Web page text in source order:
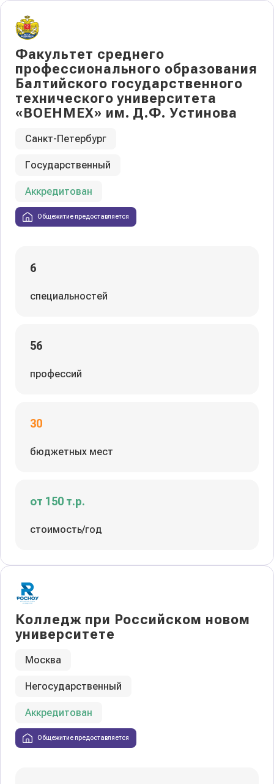
Факультет среднего
профессионального образования
Балтийского государственного
технического университета
«ВОЕНМЕХ» им. Д.Ф. Устинова
Санкт-Петербург
Государственный
Аккредитован
Общежитие предоставляется
6
специальностей
56
профессий
30
бюджетных мест
от 150 т.р.
стоимость/год
Колледж при Российском новом
университете
Москва
Негосударственный
Аккредитован
Общежитие предоставляется